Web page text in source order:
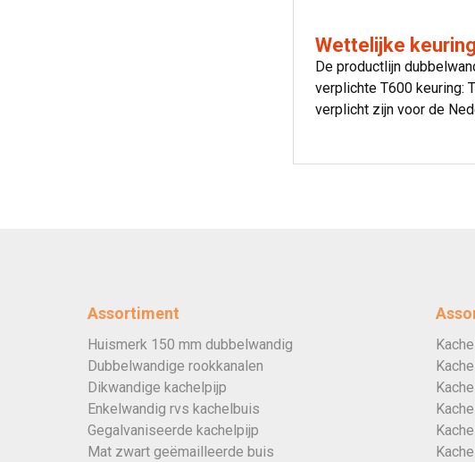
Wettelijke
De productlijn
verplichte T600 keuring:
verplicht zijn voor de
Assortiment
Huismerk 150 mm dubbelwandig
Dubbelwandige rookkanalen
Dikwandige kachelpijp
Enkelwandig rvs kachelbuis
Gegalvaniseerde kachelpijp
Mat zwart geëmailleerde buis